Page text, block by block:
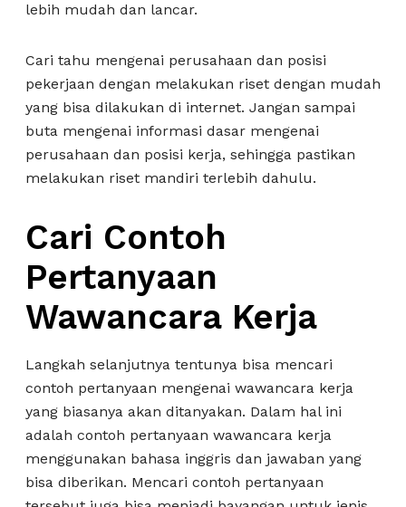
lebih mudah dan lancar.
Cari tahu mengenai perusahaan dan posisi
pekerjaan dengan melakukan riset dengan mudah
yang bisa dilakukan di internet. Jangan sampai
buta mengenai informasi dasar mengenai
perusahaan dan posisi kerja, sehingga pastikan
melakukan riset mandiri terlebih dahulu.
Cari Contoh
Pertanyaan
Wawancara Kerja
Langkah selanjutnya tentunya bisa mencari
contoh pertanyaan mengenai wawancara kerja
yang biasanya akan ditanyakan. Dalam hal ini
adalah contoh pertanyaan wawancara kerja
menggunakan bahasa inggris dan jawaban yang
bisa diberikan. Mencari contoh pertanyaan